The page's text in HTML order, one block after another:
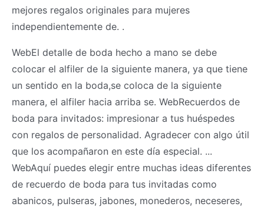
mejores regalos originales para mujeres
independientemente de. .
WebEl detalle de boda hecho a mano se debe
colocar el alfiler de la siguiente manera, ya que tiene
un sentido en la boda,se coloca de la siguiente
manera, el alfiler hacia arriba se. WebRecuerdos de
boda para invitados: impresionar a tus huéspedes
con regalos de personalidad. Agradecer con algo útil
que los acompañaron en este día especial. ...
WebAquí puedes elegir entre muchas ideas diferentes
de recuerdo de boda para tus invitadas como
abanicos, pulseras, jabones, monederos, neceseres,